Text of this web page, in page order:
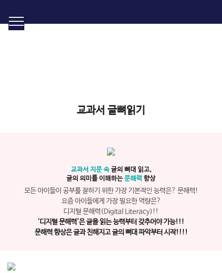
교과서 글뼈읽기
교과서 지문 속글의 뼈대 읽고,
글의 의미를 이해하는 문해력 향상
모든 아이들이 공부를 잘하기 위한 가장 기본적인 능력은? 문해력!
요즘 아이들에게 가장 필요한 역량은?
디지털 문해력(Digital Literacy)!!
'디지털 문해력'은 글을 읽는 능력부터 갖추어야 가능!!!
문해력 향상은 글과 친해지고 글의 뼈대 파악부터 시작!!!!